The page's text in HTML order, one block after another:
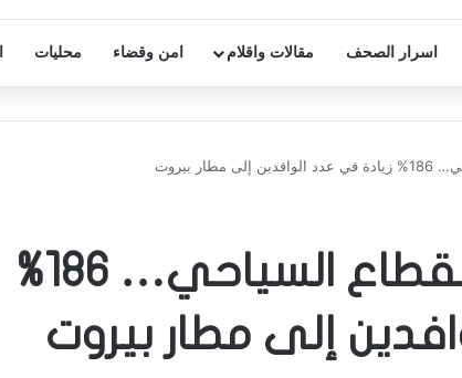
اسرار الصحف مقالات واقلام امن وقضاء محليات
بيروت
زيارة البابا تُنعش القطاع السياحي… 186%
إلى مطار بيروت